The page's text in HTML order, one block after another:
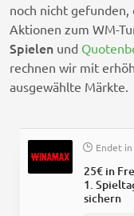
noch nicht
Aktionen zum WM-
Spielen und
rechnen wir mit
ausgewählte Märkte.
Endet in
25€ in
1.
sichern